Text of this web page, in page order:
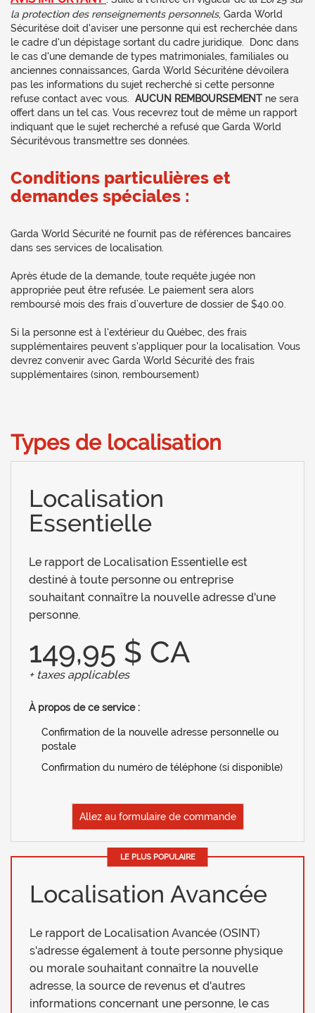
la protection des renseignements personnels, Garda World
Sécuritése doit d'aviser une personne qui est recherchée dans
le cadre d'un dépistage sortant du cadre juridique. Donc dans
le cas d'une demande de types matrimoniales, familiales ou
anciennes connaissances, Garda World Sécuriténe dévoilera
pas les informations du sujet recherché si cette personne
refuse contact avec vous. AUCUN REMBOURSEMENT ne sera
offert dans un tel cas. Vous recevrez tout de même un rapport
indiquant que le sujet recherché a refusé que Garda World
Sécuritévous transmettre ses données.
Conditions particulières et
demandes spéciales :
Garda World Sécurité ne fournit pas de références bancaires
dans ses services de localisation.
Après étude de la demande, toute requête jugée non
appropriée peut être refusée. Le paiement sera alors
remboursé mois des frais d’ouverture de dossier de $40.00.
Si la personne est à l'extérieur du Québec, des frais
supplémentaires peuvent s'appliquer pour la localisation. Vous
devrez convenir avec Garda World Sécurité des frais
supplémentaires (sinon, remboursement)
Types de localisation
Localisation
Essentielle
Le rapport de Localisation Essentielle est
destiné à toute personne ou entreprise
souhaitant connaître la nouvelle adresse d'une
personne.
149,95 $ CA
+ taxes applicables
À propos de ce service :
Confirmation de la nouvelle adresse personnelle ou
postale
Confirmation du numéro de téléphone (si disponible)
Allez au formulaire de commande
LE PLUS POPULAIRE
Localisation Avancée
Le rapport de Localisation Avancée (OSINT)
s'adresse également à toute personne physique
ou morale souhaitant connaître la nouvelle
adresse, la source de revenus et d'autres
informations concernant une personne, le cas